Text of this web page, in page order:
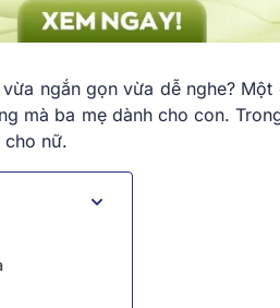
vừa ngắn gọn vừa dễ nghe?
mà ba mẹ dành cho con.
cho nữ.